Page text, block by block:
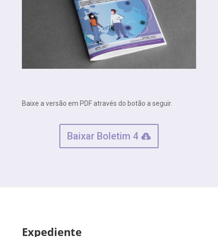
Baixe a versão em PDF através do botão a seguir.
Baixar Boletim 4
Expediente